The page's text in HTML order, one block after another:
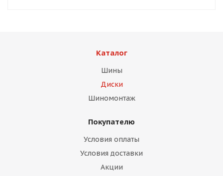
Каталог
Шины
Диски
Шиномонтаж
Покупателю
Условия оплаты
Условия доставки
Акции